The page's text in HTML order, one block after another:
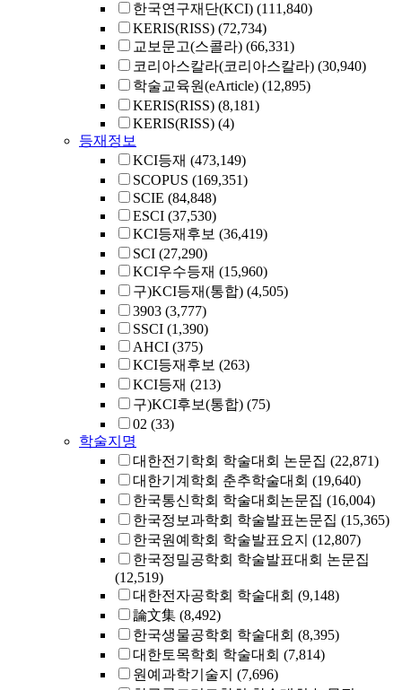
한국연구재단(KCI) (111,840)
KERIS(RISS) (72,734)
교보문고(스콜라) (66,331)
코리아스칼라(코리아스칼라) (30,940)
학술교육원(eArticle) (12,895)
KERIS(RISS) (8,181)
KERIS(RISS) (4)
등재정보
KCI등재 (473,149)
SCOPUS (169,351)
SCIE (84,848)
ESCI (37,530)
KCI등재후보 (36,419)
SCI (27,290)
KCI우수등재 (15,960)
구)KCI등재(통합) (4,505)
3903 (3,777)
SSCI (1,390)
AHCI (375)
KCI등재후보 (263)
KCI등재 (213)
구)KCI후보(통합) (75)
02 (33)
학술지명
대한전기학회 학술대회 논문집 (22,871)
대한기계학회 춘추학술대회 (19,640)
한국통신학회 학술대회논문집 (16,004)
한국정보과학회 학술발표논문집 (15,365)
한국원예학회 학술발표요지 (12,807)
한국정밀공학회 학술발표대회 논문집
(12,519)
대한전자공학회 학술대회 (9,148)
論文集 (8,492)
한국생물공학회 학술대회 (8,395)
대한토목학회 학술대회 (7,814)
원예과학기술지 (7,696)